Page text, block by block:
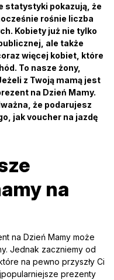
statystyki pokazują, że
rośnie liczba
Kobiety już nie tylko
ale także
więcej kobiet, które
To nasze żony,
z Twoją mamą jest
na Dzień Mamy.
że podarujesz
jak voucher na jazdę
na
na Dzień Mamy może
Jednak zaczniemy od
na pewno przyszły Ci
prezenty